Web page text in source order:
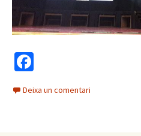
b
Deixa un comentari